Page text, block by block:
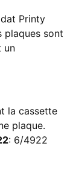
Printy
plaques sont
un
la cassette
plaque.
: 6/4922